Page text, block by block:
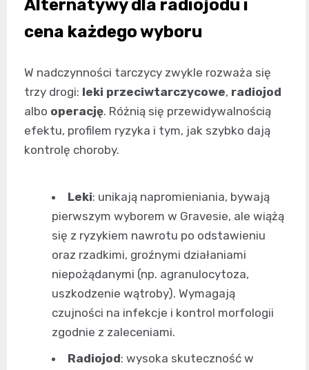
Alternatywy dla radiojodu i
cena każdego wyboru
W nadczynności tarczycy zwykle rozważa się
trzy drogi: leki przeciwtarczycowe, radiojod
albo operację. Różnią się przewidywalnością
efektu, profilem ryzyka i tym, jak szybko dają
kontrolę choroby.
Leki: unikają napromieniania, bywają
pierwszym wyborem w Gravesie, ale wiążą
się z ryzykiem nawrotu po odstawieniu
oraz rzadkimi, groźnymi działaniami
niepożądanymi (np. agranulocytoza,
uszkodzenie wątroby). Wymagają
czujności na infekcje i kontrol morfologii
zgodnie z zaleceniami.
Radiojod: wysoka skuteczność w